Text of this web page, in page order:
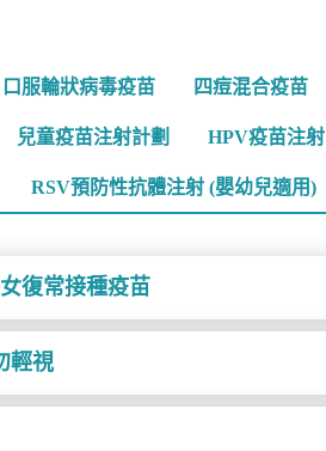
口服輪狀病毒疫苗 四痘混合疫苗
兒童疫苗注射計劃 HPV疫苗注射
RSV預防性抗體注射 (嬰幼兒適用)
復常接種疫苗
輕視